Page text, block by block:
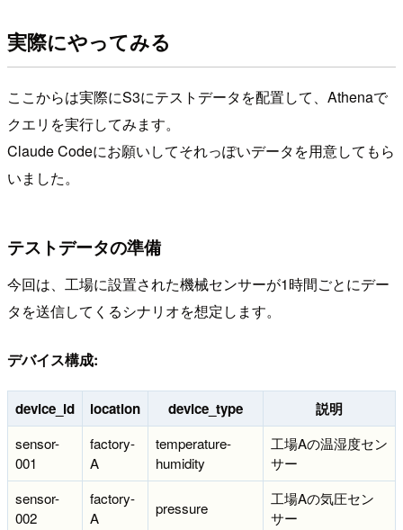
実際にやってみる
ここからは実際にS3にテストデータを配置して、Athenaで
クエリを実行してみます。
Claude Codeにお願いしてそれっぽいデータを用意してもら
いました。
テストデータの準備
今回は、工場に設置された機械センサーが1時間ごとにデー
タを送信してくるシナリオを想定します。
デバイス構成:
device_id location device_type 説明
sensor-
001
factory-
A
temperature-
humidity
工場Aの温湿度セン
サー
sensor-
002
factory-
A
pressure
工場Aの気圧セン
サー